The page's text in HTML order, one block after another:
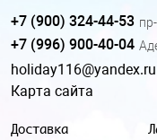
Доставка
+7 (900) 324-44-53
+7 (996) 900-40-04
holiday116@yandex.ru
Карта сайта